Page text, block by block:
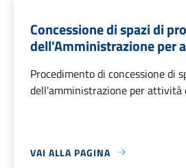
Concessione di spazi di
dell'Amministrazione per
Procedimento di concessione di
dell'amministrazione per attività
VAI ALLA PAGINA